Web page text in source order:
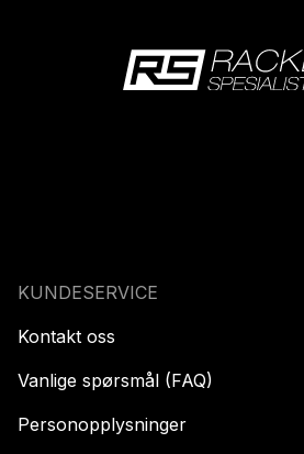
KUNDESERVICE
Kontakt oss
Vanlige spørsmål (FAQ)
Personopplysninger